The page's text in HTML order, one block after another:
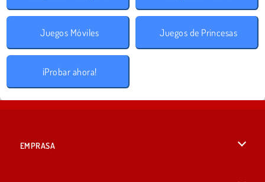
Juegos Móviles Juegos de Princesas
¡Probar ahora!
EMPRASA